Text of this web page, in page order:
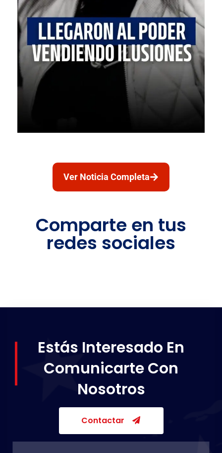
Ver Noticia Completa
Comparte en tus
redes sociales
Estás Interesado En
Comunicarte Con
Nosotros
Contactar